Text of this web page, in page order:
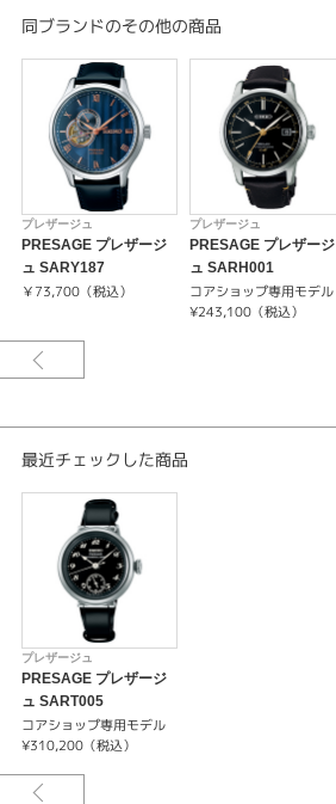
メンズウォッチ
革ベルト
メンズ 腕時計
プレザージュ
性別
腕時計
PRESAGE
コアショップ専用モデル
キャリバーNo/6R5H
メカニカル 自動巻（手巻つき）
日差＋25秒～－15秒
最大巻上時約72時間持続
-24時針つき
-秒針停止機能
同ブランドのその他の商品
プレザージュ
PRESAGE プレザージ
ュ SARY187
￥73,700（税込）
プレザージュ
PRESAGE プレザージ
ュ SARH001
コアショップ専用モデル
¥243,100（税込）
最近チェックした商品
プレザージュ
PRESAGE プレザージ
ュ SART005
コアショップ専用モデル
¥310,200（税込）